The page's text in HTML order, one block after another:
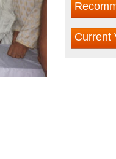
Current